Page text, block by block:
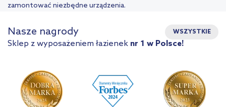
zamontować niezbędne urządzenia.
Nasze nagrody WSZYSTKIE
Sklep z wyposażeniem łazienek nr 1 w Polsce!